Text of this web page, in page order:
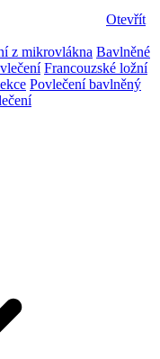
Otevřít
z mikrovlákna Bavlněné
Francouzské ložní
Povlečení bavlněný